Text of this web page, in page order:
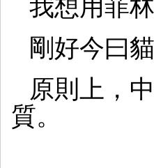
我想用菲
剛好今曰
原則上，
質。